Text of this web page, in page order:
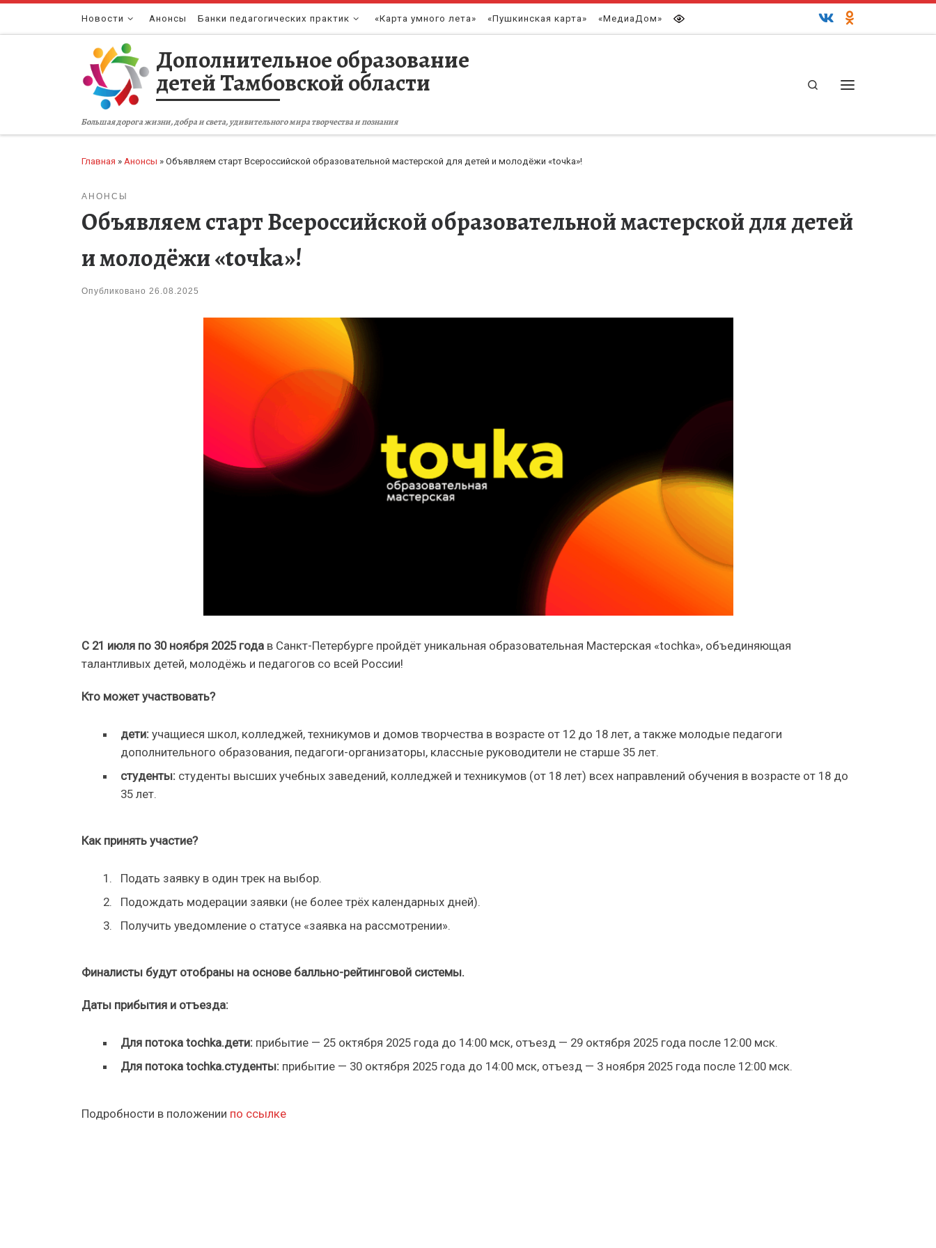
Перейти к содержимому
Новости Анонсы Банки педагогических практик «Карта умного лета» «Пушкинская карта» «МедиаДом»
Дополнительное образование
детей Тамбовской области
Большая дорога жизни, добра и света, удивительного мира творчества и познания
Search
Главная » Анонсы » Объявляем старт Всероссийской образовательной мастерской для детей и молодёжи «toчka»!
АНОНСЫ
Объявляем старт Всероссийской образовательной мастерской для детей
и молодёжи «toчka»!
Опубликовано 26.08.2025
С 21 июля по 30 ноября 2025 года в Санкт-Петербурге пройдёт уникальная образовательная Мастерская «tochka», объединяющая
талантливых детей, молодёжь и педагогов со всей России!
Кто может участвовать?
дети: учащиеся школ, колледжей, техникумов и домов творчества в возрасте от 12 до 18 лет, а также молодые педагоги
дополнительного образования, педагоги-организаторы, классные руководители не старше 35 лет.
студенты: студенты высших учебных заведений, колледжей и техникумов (от 18 лет) всех направлений обучения в возрасте от 18 до
35 лет.
Как принять участие?
Подать заявку в один трек на выбор.
Подождать модерации заявки (не более трёх календарных дней).
Получить уведомление о статусе «заявка на рассмотрении».
Финалисты будут отобраны на основе балльно-рейтинговой системы.
Даты прибытия и отъезда:
Для потока tochka.дети: прибытие — 25 октября 2025 года до 14:00 мск, отъезд — 29 октября 2025 года после 12:00 мск.
Для потока tochka.студенты: прибытие — 30 октября 2025 года до 14:00 мск, отъезд — 3 ноября 2025 года после 12:00 мск.
Подробности в положении по ссылке